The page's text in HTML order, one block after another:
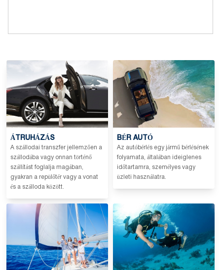
ÁTRUHÁZÁS
A szállodai transzfer jellemzően a
szállodába vagy onnan történő
szállítást foglalja magában,
gyakran a repülőtér vagy a vonat
és a szálloda között.
BÉR AUTÓ
Az autóbérlés egy jármű bérlésének
folyamata, általában ideiglenes
időtartamra, személyes vagy
üzleti használatra.